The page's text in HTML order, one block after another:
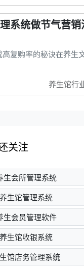
系统做节气营
复购率的秘诀在养生
养生馆行
关注
生会所管理系统
养生馆管理系统
生会员管理软件
养生馆收银系统
馆店务管理系统